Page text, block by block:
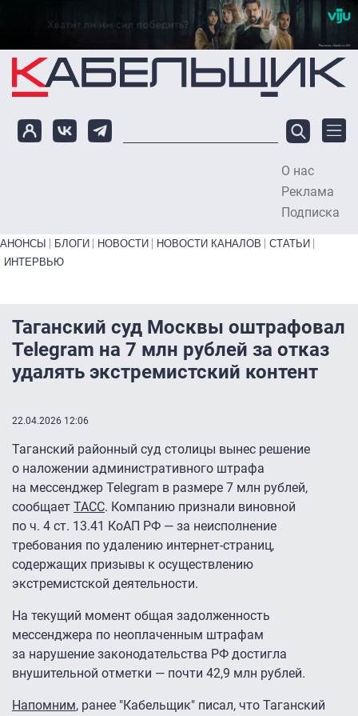
Перейти к основному содержанию
О нас
Реклама
Подписка
Primary links bottom
АНОНСЫ БЛОГИ НОВОСТИ НОВОСТИ КАНАЛОВ
СТАТЬИ
ИНТЕРВЬЮ
Таганский суд Москвы оштрафовал
Telegram на 7 млн рублей за отказ
удалять экстремистский контент
22.04.2026 12:06
Таганский районный суд столицы вынес решение
о наложении административного штрафа
на мессенджер Telegram в размере 7 млн рублей,
сообщает ТАСС. Компанию признали виновной
по ч. 4 ст. 13.41 КоАП РФ — за неисполнение
требования по удалению интернет-страниц,
содержащих призывы к осуществлению
экстремистской деятельности.
На текущий момент общая задолженность
мессенджера по неоплаченным штрафам
за нарушение законодательства РФ достигла
внушительной отметки — почти 42,9 млн рублей.
Напомним, ранее "Кабельщик" писал, что Таганский